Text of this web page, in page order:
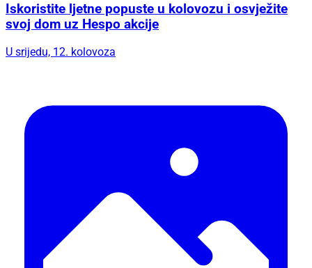
Iskoristite ljetne popuste u kolovozu i osvježite
svoj dom uz Hespo akcije
U srijedu, 12. kolovoza